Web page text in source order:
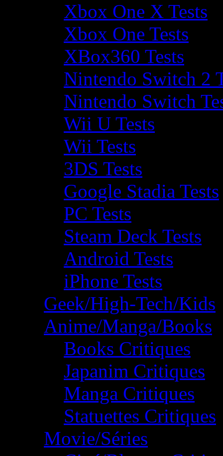
Xbox One X Tests
Xbox One Tests
XBox360 Tests
Nintendo Switch 2
Nintendo Switch
Wii U Tests
Wii Tests
3DS Tests
Google Stadia Tests
PC Tests
Steam Deck Tests
Android Tests
iPhone Tests
Geek/High-Tech/Kids
Anime/Manga/Books
Books Critiques
Japanim Critiques
Manga Critiques
Statuettes Critiques
Movie/Séries